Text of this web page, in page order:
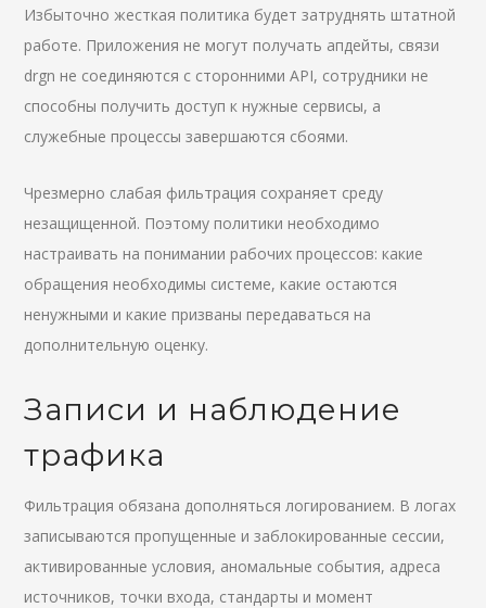
Избыточно жесткая политика будет затруднять штатной
работе. Приложения не могут получать апдейты, связи
drgn не соединяются с сторонними API, сотрудники не
способны получить доступ к нужные сервисы, а
служебные процессы завершаются сбоями.
Чрезмерно слабая фильтрация сохраняет среду
незащищенной. Поэтому политики необходимо
настраивать на понимании рабочих процессов: какие
обращения необходимы системе, какие остаются
ненужными и какие призваны передаваться на
дополнительную оценку.
Записи и наблюдение
трафика
Фильтрация обязана дополняться логированием. В логах
записываются пропущенные и заблокированные сессии,
активированные условия, аномальные события, адреса
источников, точки входа, стандарты и момент